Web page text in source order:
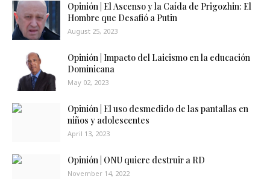
Opinión | El Ascenso y la Caída de Prigozhin: El
Hombre que Desafió a Putin
August 25, 2023
Opinión | Impacto del Laicismo en la educación
Dominicana
May 02, 2023
Opinión | El uso desmedido de las pantallas en
niños y adolescentes
April 13, 2023
Opinión | ONU quiere destruir a RD
November 14, 2022